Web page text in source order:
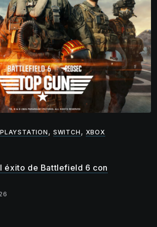
PLAYSTATION , SWITCH , XBOX
éxito de Battlefield 6 con